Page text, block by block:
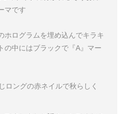
マです
ホログラムを埋め込んでキラキ
の中にはブラックで『A』マー
ロングの赤ネイルで秋らしく